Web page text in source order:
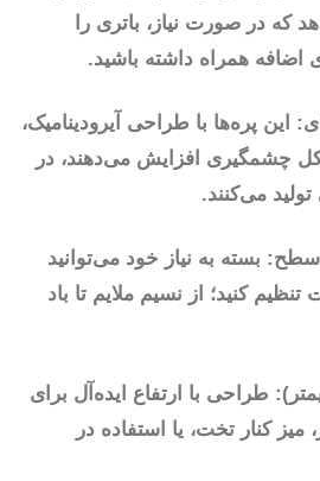
که در صورت نیاز، باتری را
اضافه همراه داشته باشید.
این پره‌ها با طراحی آیرودینامیک،
چشمگیری افزایش می‌دهند، در
می‌کنند.
بسته به نیاز خود می‌توانید
کنید؛ از نسیم ملایم تا باد
مناسب (۳۰ سانتیمتر): طراحی با ارتفاع ایده‌آل برای
میز کنار تخت، یا استفاده در